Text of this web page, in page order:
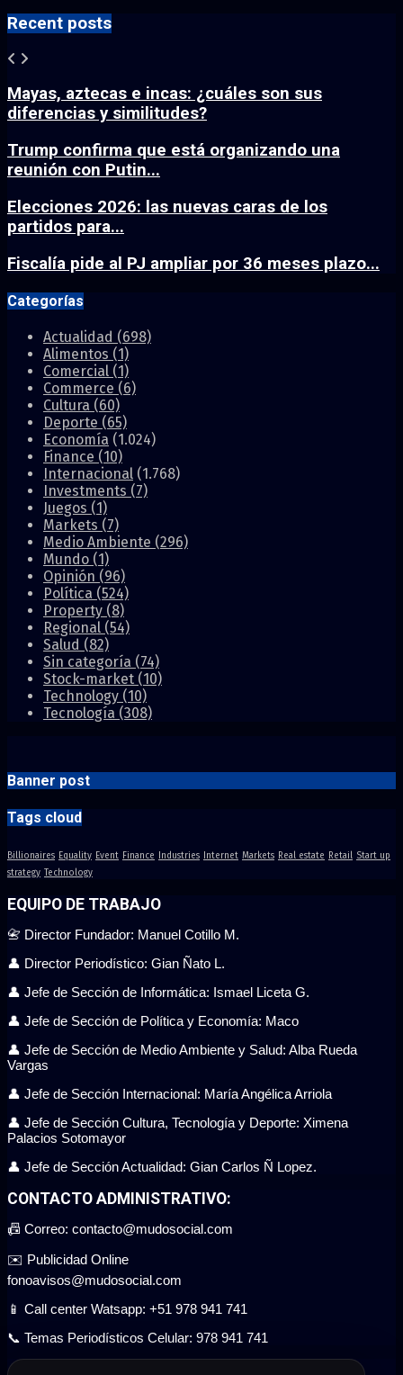
Recent posts
Mayas, aztecas e incas: ¿cuáles son sus
diferencias y similitudes?
Trump confirma que está organizando una
reunión con Putin...
Elecciones 2026: las nuevas caras de los
partidos para...
Fiscalía pide al PJ ampliar por 36 meses plazo...
Categorías
Actualidad (698)
Alimentos (1)
Comercial (1)
Commerce (6)
Cultura (60)
Deporte (65)
Economía (1.024)
Finance (10)
Internacional (1.768)
Investments (7)
Juegos (1)
Markets (7)
Medio Ambiente (296)
Mundo (1)
Opinión (96)
Política (524)
Property (8)
Regional (54)
Salud (82)
Sin categoría (74)
Stock-market (10)
Technology (10)
Tecnología (308)
Banner post
Tags cloud
Billionaires Equality Event Finance Industries Internet Markets Real estate Retail Start up
strategy Technology
EQUIPO DE TRABAJO
📇 Director Fundador: Manuel Cotillo M.
👤 Director Periodístico: Gian Ñato L.
👤 Jefe de Sección de Informática: Ismael Liceta G.
👤 Jefe de Sección de Política y Economía: Maco
👤 Jefe de Sección de Medio Ambiente y Salud: Alba Rueda
Vargas
👤 Jefe de Sección Internacional: María Angélica Arriola
👤 Jefe de Sección Cultura, Tecnología y Deporte: Ximena
Palacios Sotomayor
👤 Jefe de Sección Actualidad: Gian Carlos Ñ Lopez.
CONTACTO ADMINISTRATIVO:
📠 Correo: contacto@mudosocial.com
✉️ Publicidad Online
fonoavisos@mudosocial.com
📱 Call center Watsapp: +51 978 941 741
📞 Temas Periodísticos Celular: 978 941 741